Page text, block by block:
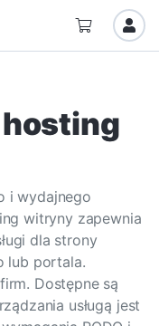
i wydajnego
witryny zapewnia
dla strony
lub portala.
Dostępne są
usługą jest